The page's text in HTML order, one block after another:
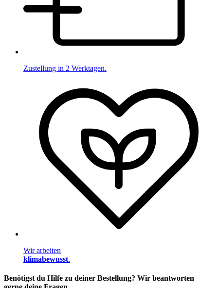
Zustellung in 2 Werktagen.
Wir arbeiten
klimabewusst.
Benötigst du Hilfe zu deiner Bestellung? Wir beantworten